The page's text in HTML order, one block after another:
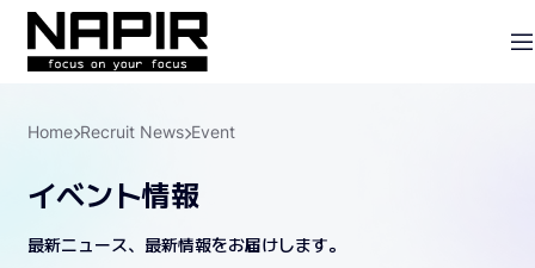
Home Recruit News Event
イベント情報
最新ニュース、最新情報をお届けします。